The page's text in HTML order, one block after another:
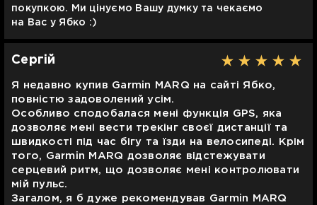
покупкою. Ми цінуємо Вашу думку та чекаємо
на Вас у Ябко :)
Сергій
Я недавно купив Garmin MARQ на сайті Ябко,
повністю задоволений усім.
Особливо сподобалася мені функція GPS, яка
дозволяє мені вести трекінг своєї дистанції та
швидкості під час бігу та їзди на велосипеді. Крім
того, Garmin MARQ дозволяє відстежувати
серцевий ритм, що дозволяє мені контролювати
мій пульс.
Загалом, я б дуже рекомендував Garmin MARQ